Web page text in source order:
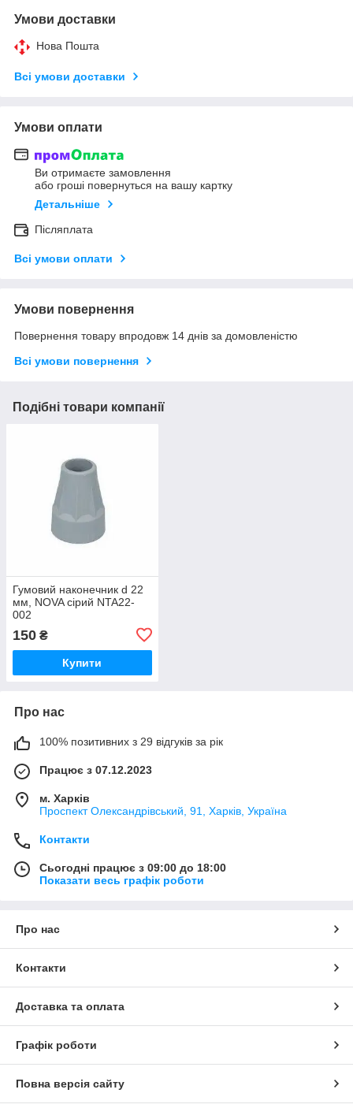
Умови доставки
Нова Пошта
Всі умови доставки
Умови оплати
Ви отримаєте замовлення
або гроші повернуться на вашу картку
Детальніше
Післяплата
Всі умови оплати
Умови повернення
Повернення товару впродовж 14 днів за домовленістю
Всі умови повернення
Подібні товари компанії
Гумовий наконечник d 22
мм, NOVA сірий NTA22-
002
150 ₴
Купити
Про нас
100% позитивних з 29 відгуків за рік
Працює з 07.12.2023
м. Харків
Проспект Олександрівський, 91, Харків, Україна
Контакти
Сьогодні працює з 09:00 до 18:00
Показати весь графік роботи
Про нас
Контакти
Доставка та оплата
Графік роботи
Повна версія сайту